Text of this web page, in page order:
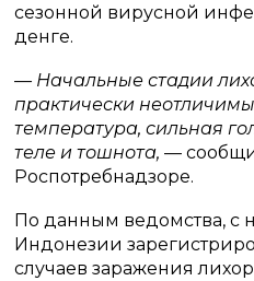
сезонной вирусной
денге.
— Начальные стадии
практически
температура, сильная
теле и тошнота,—
Роспотребнадзоре.
По данным ведомства, с
Индонезии
случаев заражения